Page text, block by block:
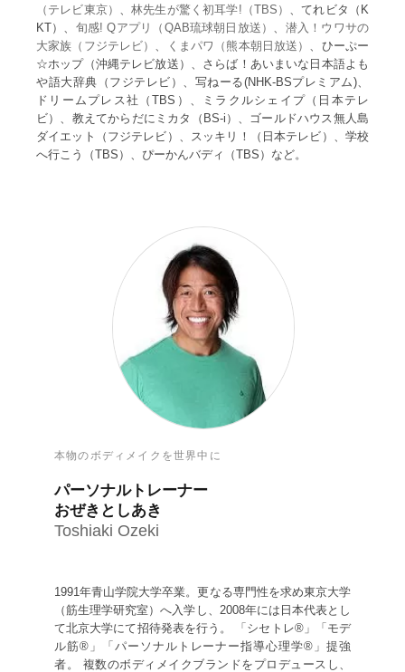
（テレビ東京）
、林先生が驚く初耳学!（TBS）
、てれビタ（K
KT）、 旬感! Qアプリ（QAB琉球朝日放送）
潜入！ウワサの
大家族（フジテレビ）
くまパワ（熊本朝日放送）
、ひーぷー
☆ホップ（沖縄テレビ放送）、さらば！あいまいな日本語よも
や語大辞典（フジテレビ）、写ねーる(NHK-BSプレミアム)、
ドリームプレス社（TBS）、ミラクルシェイプ（日本テレ
ビ）、教えてからだにミカタ（BS-i）、ゴールドハウス無人島
ダイエット（フジテレビ）、スッキリ！（日本テレビ）、学校
へ行こう（TBS）、ぴーかんバディ（TBS）など。
本物のボディメイクを世界中に
パーソナルトレーナー
おぜきとしあき
Toshiaki Ozeki
1991年青山学院大学卒業。更なる専門性を求め東京大学
（筋生理学研究室）へ入学し、2008年には日本代表とし
て北京大学にて招待発表を行う。 「シセトレ®」「モデ
ル筋®」「パーソナルトレーナー指導心理学®」提強
者。 複数のボディメイクブランドをプロデュースし、